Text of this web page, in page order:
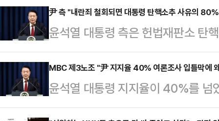
尹 측 "내란죄 철회되면 대통령 탄핵소추 사유의
윤석열 대통령 측은 헌법재판소 탄
장을 내놓은 것에 대해 "내란죄를
각하 사유"라고 주장했다.7일 법조
변호사는 이날 입장문을 통해 "대
서 소추사유의 80%가 철회된 것이
MBC 제3노조 "尹 지지율 40% 여론조사 입틀막에
윤석열 대통령 지지율이 40%를 넘
현업단체들이 모여 긴급 기자회견